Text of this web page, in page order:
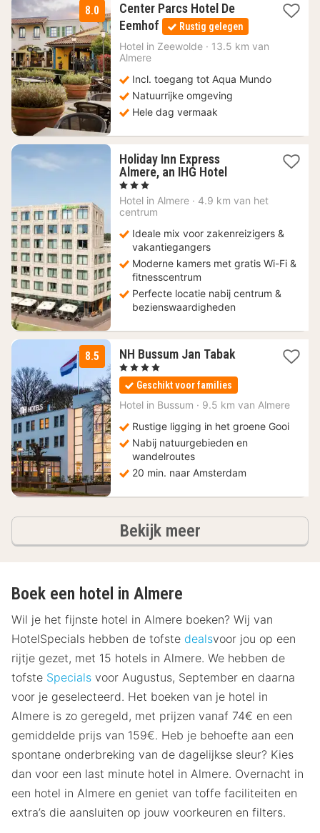
8.0
Center Parcs Hotel De
Eemhof 1
nacht
vanaf
Rustig gelegen
Hotel in Zeewolde · 13.5 km van
Almere
Incl. toegang tot Aqua Mundo
Natuurrijke omgeving
Hele dag vermaak
Holiday Inn Express
Almere, an IHG Hotel1
vanaf
, 3 Sterren
Hotel in Almere · 4.9 km van het
centrum
Ideale mix voor zakenreizigers &
vakantiegangers
Moderne kamers met gratis Wi-Fi &
fitnesscentrum
Perfecte locatie nabij centrum &
bezienswaardigheden
8.5 NH Bussum Jan Tabak2
vanaf
147
€
, 4 Sterren
Geschikt voor families
Hotel in Bussum · 9.5 km van Almere
Rustige ligging in het groene Gooi
Nabij natuurgebieden en
wandelroutes
20 min. naar Amsterdam
Bekijk meerhotels
Boek een hotel in Almere
Wil je het fijnste hotel in Almere boeken? Wij van
HotelSpecials hebben de tofste dealsvoor jou op een
rijtje gezet, met 15 hotels in Almere. We hebben de
tofste Specials voor Augustus, September en daarna
voor je geselecteerd. Het boeken van je hotel in
Almere is zo geregeld, met prijzen vanaf 74€ en een
gemiddelde prijs van 159€. Heb je behoefte aan een
spontane onderbreking van de dagelijkse sleur? Kies
dan voor een last minute hotel in Almere. Overnacht in
een hotel in Almere en geniet van toffe faciliteiten en
extra’s die aansluiten op jouw voorkeuren en filters.